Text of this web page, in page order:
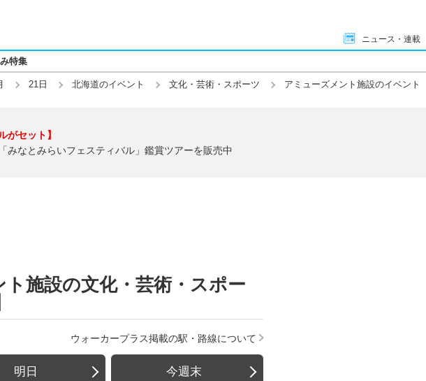
ニュース・連載
特集
21日 北海道のイベント 文化・芸術・スポーツ アミューズメント施設のイベント
がセット】
みなとみらいフェスティバル」鑑賞ツアーを販売中
施設の文化・芸術・スポー
ウォーカープラス掲載の駅・路線について
明日 今週末